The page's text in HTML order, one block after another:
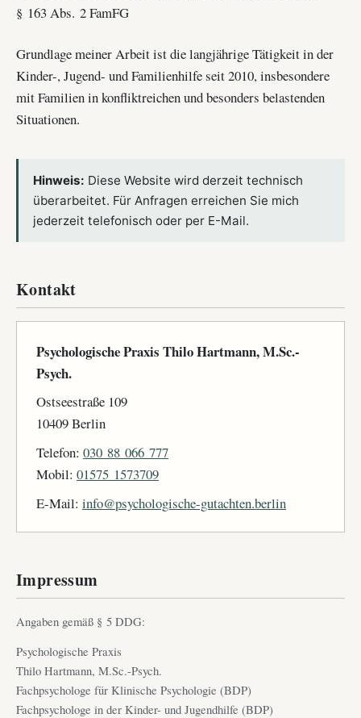
§ 163 Abs. 2 FamFG
Grundlage meiner Arbeit ist die langjährige Tätigkeit in der
Kinder-, Jugend- und Familienhilfe seit 2010, insbesondere
mit Familien in konfliktreichen und besonders belastenden
Situationen.
Hinweis: Diese Website wird derzeit technisch
überarbeitet. Für Anfragen erreichen Sie mich
jederzeit telefonisch oder per E-Mail.
Kontakt
Psychologische Praxis Thilo Hartmann, M.Sc.-
Psych.
Ostseestraße 109
10409 Berlin
Telefon: 030 88 066 777
Mobil: 01575 1573709
E-Mail: info@psychologische-gutachten.berlin
Impressum
Angaben gemäß § 5 DDG:
Psychologische Praxis
Thilo Hartmann, M.Sc.-Psych.
Fachpsychologe für Klinische Psychologie (BDP)
Fachpsychologe in der Kinder- und Jugendhilfe (BDP)